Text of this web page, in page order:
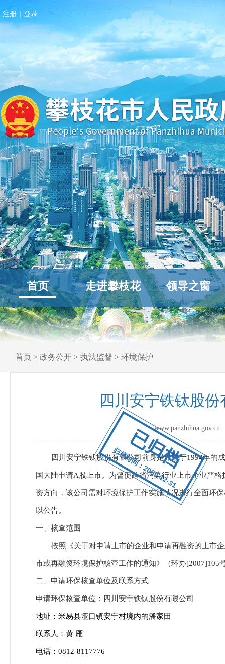
已归档
归档时间：2009-12-31
注册 | 登录
首页 走进攀枝花 领导之窗
首页 > 政务公开 > 执法监督 > 环境保护
四川安宁铁钛股
四川安宁铁钛股份有限公司前身是始建于1994年的
国大陆申请A股上市。为督促跨省污染行业上市企业严
资方向，该公司需对环境保护工作实施情况进行全面环
以公告。
一、核查范围
按照《关于对申请上市的企业和申请再融资的上市
市或再融资环境保护核查工作的通知》（环办[2007]105
二、申请环保核查单位及联系方式
申请环保核查单位：四川安宁铁钛股份有限公司
地址： 米易县垭口镇安宁村境内的潘家田
联系人：黄 雁
电话： 0812-8117776